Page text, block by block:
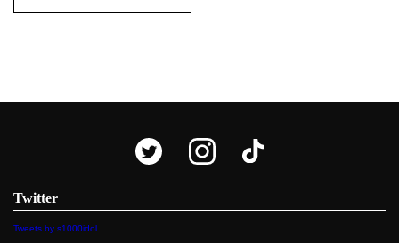
Twitter
Tweets by s1000idol